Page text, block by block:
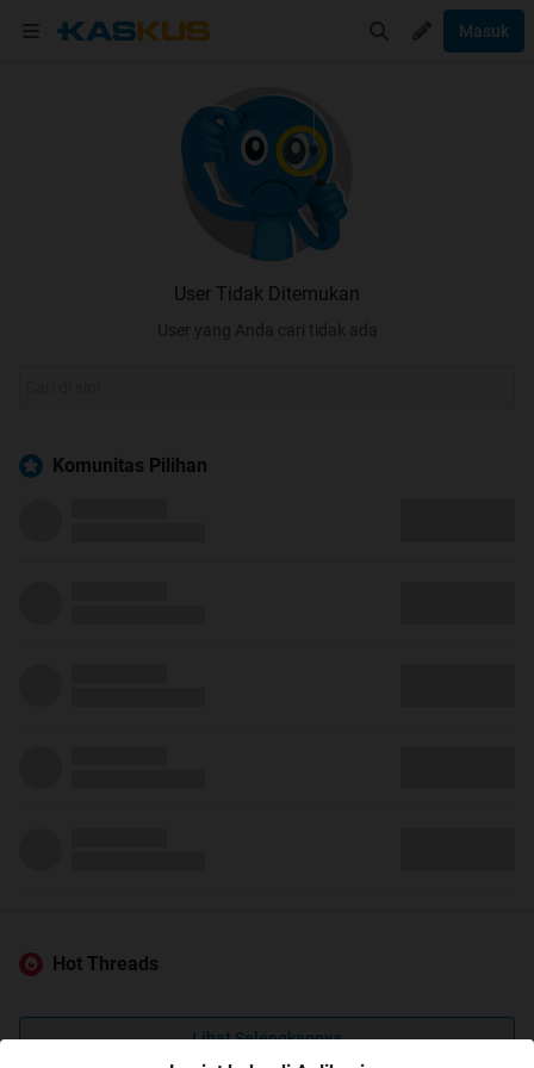
Masuk
User Tidak Ditemukan
User yang Anda cari tidak ada
Komunitas Pilihan
Hot Threads
Lihat Selengkapnya